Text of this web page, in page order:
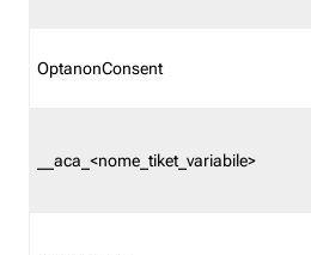
OptanonConsent
__aca_<nome_tiket_variabile>